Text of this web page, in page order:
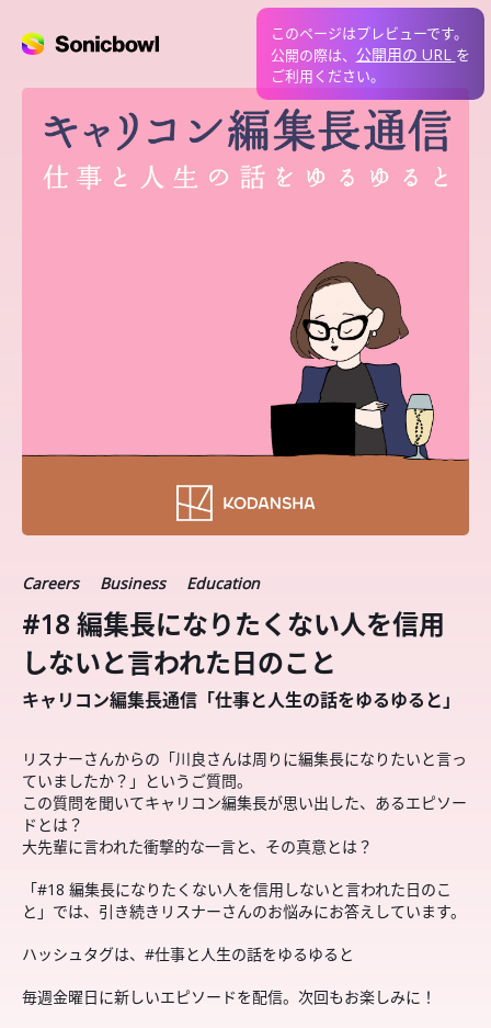
このページはプレビューです。
公開の際は、 公開用の URL を
ご利用ください。
Careers Business Education
#18 編集長になりたくない人を信用
しないと言われた日のこと
キャリコン編集長通信「仕事と人生の話をゆるゆると」
リスナーさんからの「川良さんは周りに編集長になりたいと言っ
ていましたか？」というご質問。
この質問を聞いてキャリコン編集長が思い出した、あるエピソー
ドとは？
大先輩に言われた衝撃的な一言と、その真意とは？
「#18 編集長になりたくない人を信用しないと言われた日のこ
と」では、引き続きリスナーさんのお悩みにお答えしています。
ハッシュタグは、#仕事と人生の話をゆるゆると
毎週金曜日に新しいエピソードを配信。次回もお楽しみに！